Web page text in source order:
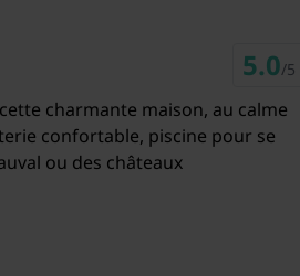
5.0/5
charmante maison, au calme
ou des châteaux